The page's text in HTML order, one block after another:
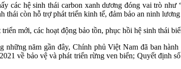
các hệ sinh thái carbon xanh dương đóng vai trò
thái còn hỗ trợ phát triển kinh tế, đảm bảo an ninh
mới, các hoạt động bảo tồn, phục hồi hệ sinh thái
những năm gần đây, Chính phủ Việt Nam đã ban
về bảo vệ và phát triển rừng ven biển; Quyết định